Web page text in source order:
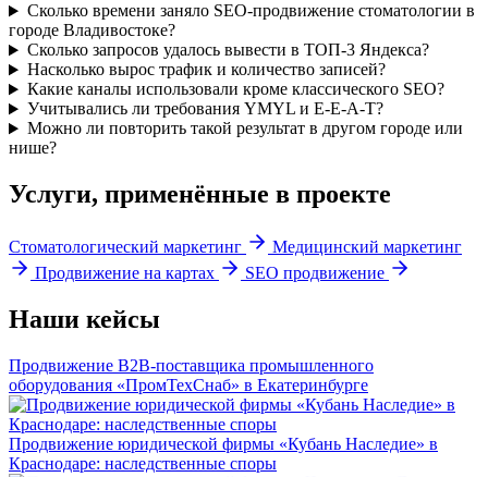
Сколько времени заняло SEO-продвижение стоматологии в
городе Владивостоке?
Сколько запросов удалось вывести в ТОП-3 Яндекса?
Насколько вырос трафик и количество записей?
Какие каналы использовали кроме классического SEO?
Учитывались ли требования YMYL и E-E-A-T?
Можно ли повторить такой результат в другом городе или
нише?
Услуги, применённые в проекте
Стоматологический маркетинг
Медицинский маркетинг
Продвижение на картах
SEO продвижение
Наши кейсы
Продвижение B2B-поставщика промышленного
оборудования «ПромТехСнаб» в Екатеринбурге
Продвижение юридической фирмы «Кубань Наследие» в
Краснодаре: наследственные споры